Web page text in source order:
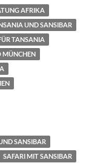
AFRIKA
UND SANSIBAR
TANSANIA
MÜNCHEN
SANSIBAR
SAFARI MIT SANSIBAR